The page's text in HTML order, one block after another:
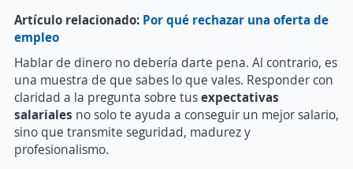
Artículo relacionado: Por qué rechazar una oferta de
empleo
Hablar de dinero no debería darte pena. Al contrario, es
una muestra de que sabes lo que vales. Responder con
claridad a la pregunta sobre tusexpectativas
salariales no solo te ayuda a conseguir un mejor salario,
sino que transmite seguridad, madurez y
profesionalismo.